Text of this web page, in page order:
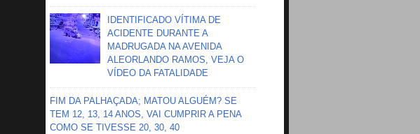
IDENTIFICADO VÍTIMA DE
ACIDENTE DURANTE A
MADRUGADA NA AVENIDA
ALEORLANDO RAMOS, VEJA O
VÍDEO DA FATALIDADE
FIM DA PALHAÇADA; MATOU ALGUÉM? SE
TEM 12, 13, 14 ANOS, VAI CUMPRIR A PENA
COMO SE TIVESSE 20, 30, 40